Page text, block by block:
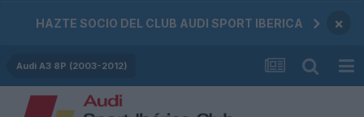
HAZTE SOCIO DEL CLUB AUDI SPORT IBERICA ×
Audi A3 8P (2003-2012)